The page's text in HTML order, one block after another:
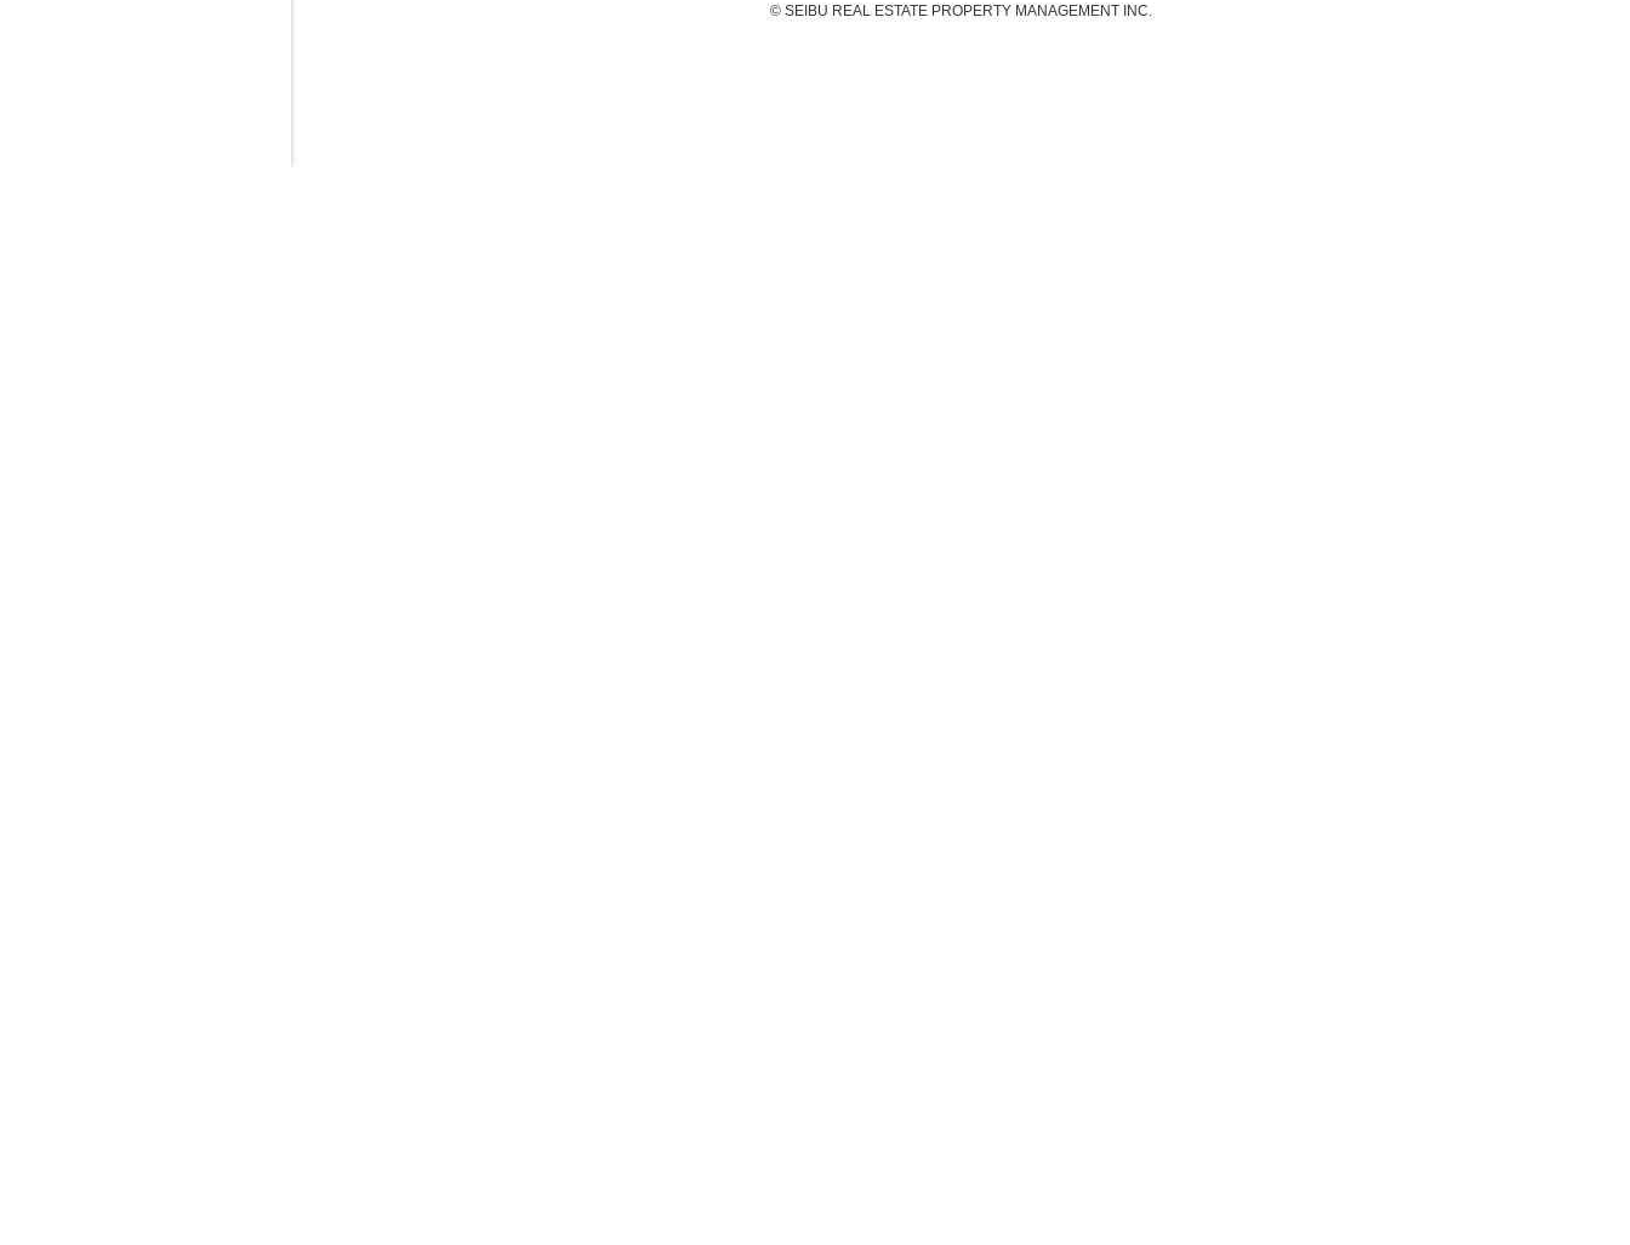
© SEIBU REAL ESTATE PROPERTY MANAGEMENT INC.